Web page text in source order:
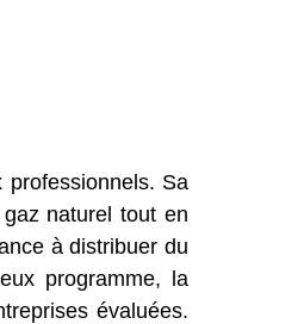
Sa
naturel tout en
à distribuer du
programme, la
évaluées.